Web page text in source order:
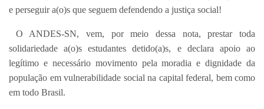
e perseguir a(o)s que seguem defendendo a justiça social!
O ANDES-SN, vem, por meio dessa nota, prestar toda
solidariedade a(o)s estudantes detido(a)s, e declara apoio ao
legítimo e necessário movimento pela moradia e dignidade da
população em vulnerabilidade social na capital federal, bem como
em todo Brasil.